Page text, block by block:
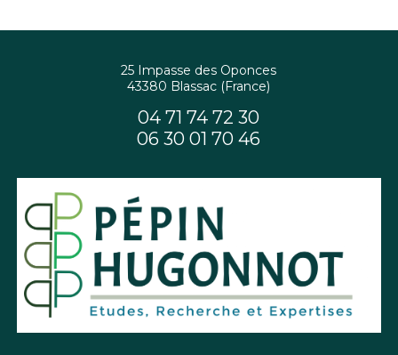
25 Impasse des Oponces
43380 Blassac (France)
04 71 74 72 30
06 30 01 70 46